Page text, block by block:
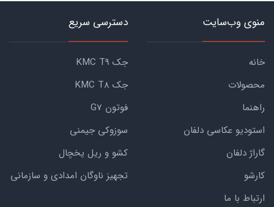
منوی وب‌سایت
خانه
محصولات
راهنما
استودیو عکاسی دلفان
گاراژ دلفان
کارشو
ارتباط با ما
دسترسی سریع
جک KMC T9
جک KMC T8
فوتون G7
سوزوکی جیمنی
کشو و ریل یخچال
تجهیز ناوگان امدادی و سازمانی